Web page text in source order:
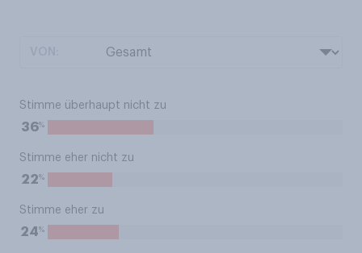
Stimme überhaupt nicht zu
36%
Stimme eher nicht zu
22%
Stimme eher zu
24%